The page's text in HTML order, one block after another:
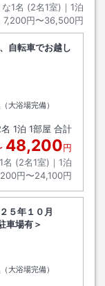
な1名 (2名1室)｜ 1泊
7,200円〜36,500円
自転車でお越し
大浴場完備）
名 1泊 1部屋 合計
48,200円
名 (2名1室)｜ 1泊
円〜24,100円
５年１０月
車場有＞
大浴場完備）